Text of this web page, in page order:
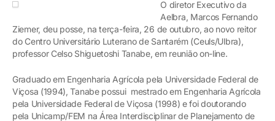
O diretor Executivo da
Aelbra, Marcos Fernando
Ziemer, deu posse, na terça-feira, 26 de outubro, ao novo reitor
do Centro Universitário Luterano de Santarém (Ceuls/Ulbra),
professor Celso Shiguetoshi Tanabe, em reunião on-line.
Graduado em Engenharia Agrícola pela Universidade Federal de
Viçosa (1994), Tanabe possui mestrado em Engenharia Agrícola
pela Universidade Federal de Viçosa (1998) e foi doutorando
pela Unicamp/FEM na Área Interdisciplinar de Planejamento de